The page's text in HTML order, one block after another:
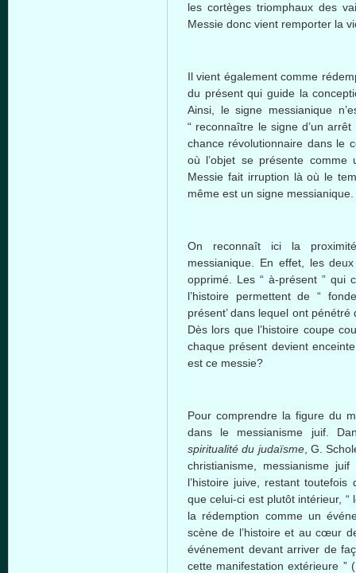
les cortèges triomphaux des
Messie donc vient remporter la
Il vient également comme
du présent qui guide la
Ainsi, le signe messianique
“ reconnaître le signe d’un
chance révolutionnaire dans le
où l’objet se présente comme
Messie fait irruption là où le
même est un signe messianique.
On reconnaît ici la
messianique. En effet, les
opprimé. Les “ à-présent ” qui
l’histoire permettent de “
présent’ dans lequel ont
Dès lors que l’histoire coupe
chaque présent devient
est ce messie?
Pour comprendre la figure du
dans le messianisme juif.
spiritualité du judaïsme, G.
christianisme, messianisme
l’histoire juive, restant
que celui-ci est plutôt intérieur,
la rédemption comme un
scène de l’histoire et au cœur
événement devant arriver de
cette manifestation extérieure ”